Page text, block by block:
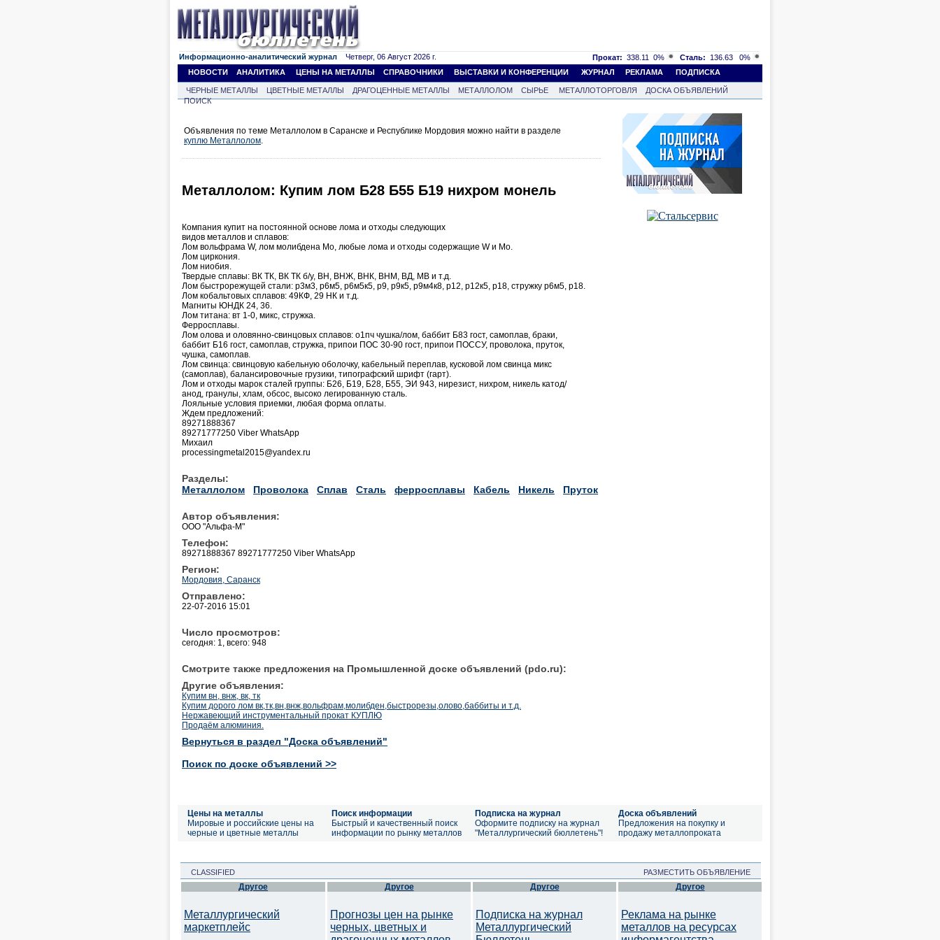
Информационно-аналитический журнал Четверг, 06 Август 2026 г. Прокат: 338.11 0% Сталь: 136.63
0%
НОВОСТИ
АНАЛИТИКА ЦЕНЫ НА МЕТАЛЛЫ СПРАВОЧНИКИ ВЫСТАВКИ И КОНФЕРЕНЦИИ ЖУРНАЛ РЕКЛАМА ПОДПИСКА
ЧЕРНЫЕ МЕТАЛЛЫ ЦВЕТНЫЕ МЕТАЛЛЫ ДРАГОЦЕННЫЕ МЕТАЛЛЫ МЕТАЛЛОЛОМ СЫРЬЕ МЕТАЛЛОТОРГОВЛЯ
ДОСКА ОБЪЯВЛЕНИЙ
ПОИСК
Объявления по теме Металлолом в Саранске и Республике Мордовия можно найти в разделе
куплю Металлолом.
Металлолом: Купим лом Б28 Б55 Б19 нихром монель
Компания купит на постоянной основе лома и отходы следующих
видов металлов и сплавов:
Лом вольфрама W, лом молибдена Mo, любые лома и отходы содержащие W и Mo.
Лом циркония.
Лом ниобия.
Твердые сплавы: ВК ТК, ВК ТК б/у, ВН, ВНЖ, ВНК, ВНМ, ВД, МВ и т.д.
Лом быстрорежущей стали: р3м3, р6м5, р6м5к5, р9, р9к5, р9м4к8, р12, р12к5, р18, стружку р6м5, р18.
Лом кобальтовых сплавов: 49КФ, 29 НК и т.д.
Магниты ЮНДК 24, 36.
Лом титана: вт 1-0, микс, стружка.
Ферросплавы.
Лом олова и оловянно-свинцовых сплавов: о1пч чушка/лом, баббит Б83 гост, самоплав, браки,
баббит Б16 гост, самоплав, стружка, припои ПОС 30-90 гост, припои ПОССУ, проволока, пруток,
чушка, самоплав.
Лом свинца: свинцовую кабельную оболочку, кабельный переплав, кусковой лом свинца микс
(самоплав), балансировочные грузики, типографский шрифт (гарт).
Лом и отходы марок сталей группы: Б26, Б19, Б28, Б55, ЭИ 943, нирезист, нихром, никель катод/
анод, гранулы, хлам, обсос, высоко легированную сталь.
Лояльные условия приемки, любая форма оплаты.
Ждем предложений:
89271888367
89271777250 Viber WhatsApp
Михаил
processingmetal2015@yandex.ru
Разделы:
Металлолом
Проволока Сплав Сталь ферросплавы Кабель Никель Пруток
Автор объявления:
ООО "Альфа-М"
Телефон:
89271888367 89271777250 Viber WhatsApp
Регион:
Мордовия, Саранск
Отправлено:
22-07-2016 15:01
Число просмотров:
сегодня: 1, всего: 948
Смотрите также предложения на Промышленной доске объявлений (pdo.ru):
Другие объявления:
Купим вн, внж, вк, тк
Купим дорого лом вк,тк,вн,внж,вольфрам,молибден,быстрорезы,олово,баббиты и т.д.
Нержавеющий инструментальный прокат КУПЛЮ
Продаём алюминия.
Вернуться в раздел "Доска объявлений"
Поиск по доске объявлений >>
Цены на металлы
Мировые и российские цены на
черные и цветные металлы
Поиск информации
Быстрый и качественный поиск
информации по рынку металлов
Подписка на журнал
Оформите подписку на журнал
"Металлургический бюллетень"!
Доска объявлений
Предложения на покупку и
продажу металлопроката
CLASSIFIED РАЗМЕСТИТЬ ОБЪЯВЛЕНИЕ
Другое
Металлургический
маркетплейс
Другое
Прогнозы цен на рынке
черных, цветных и
Другое
Подписка на журнал
Металлургический
Другое
Реклама на рынке
металлов на ресурсах